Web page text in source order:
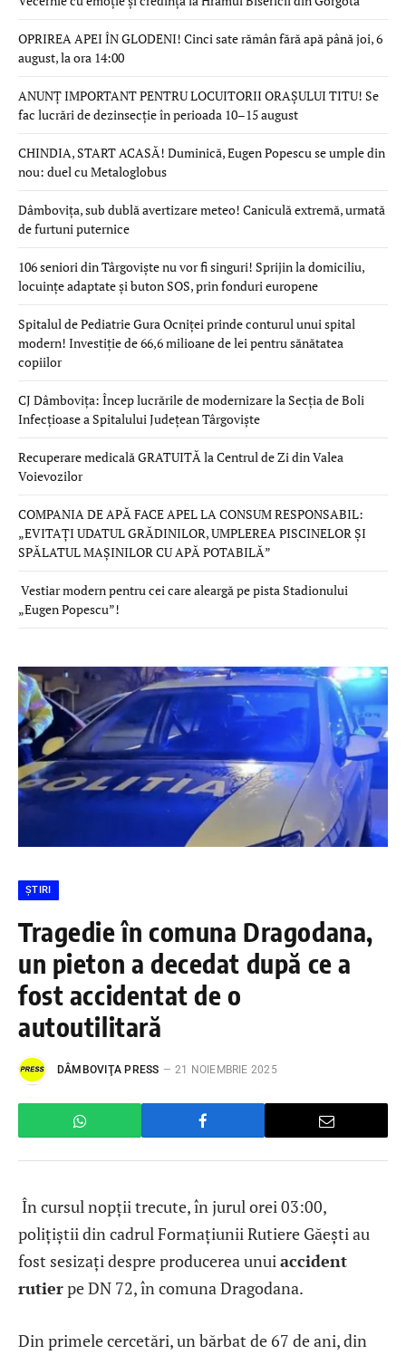
OPRIREA APEI ÎN GLODENI! Cinci sate rămân fără apă până joi, 6
august, la ora 14:00
ANUNȚ IMPORTANT PENTRU LOCUITORII ORAȘULUI TITU! Se
fac lucrări de dezinsecție în perioada 10–15 august
CHINDIA, START ACASĂ! Duminică, Eugen Popescu se umple din
nou: duel cu Metaloglobus
Dâmbovița, sub dublă avertizare meteo! Caniculă extremă, urmată
de furtuni puternice
106 seniori din Târgoviște nu vor fi singuri! Sprijin la domiciliu,
locuințe adaptate și buton SOS, prin fonduri europene
Spitalul de Pediatrie Gura Ocniței prinde conturul unui spital
modern! Investiție de 66,6 milioane de lei pentru sănătatea
copiilor
CJ Dâmbovița: Încep lucrările de modernizare la Secția de Boli
Infecțioase a Spitalului Județean Târgoviște
Recuperare medicală GRATUITĂ la Centrul de Zi din Valea
Voievozilor
COMPANIA DE APĂ FACE APEL LA CONSUM RESPONSABIL:
„EVITAȚI UDATUL GRĂDINILOR, UMPLEREA PISCINELOR ȘI
SPĂLATUL MAȘINILOR CU APĂ POTABILĂ”
Vestiar modern pentru cei care aleargă pe pista Stadionului
„Eugen Popescu”!
ȘTIRI
Tragedie în comuna Dragodana,
un pieton a decedat după ce a
fost accidentat de o
autoutilitară
DÂMBOVIŢA PRESS 21 NOIEMBRIE 2025
În cursul nopții trecute, în jurul orei 03:00,
polițiștii din cadrul Formațiunii Rutiere Găești au
fost sesizați despre producerea unuiaccident
rutierpe DN 72, în comuna Dragodana.
Din primele cercetări, un bărbat de 67 de ani, din